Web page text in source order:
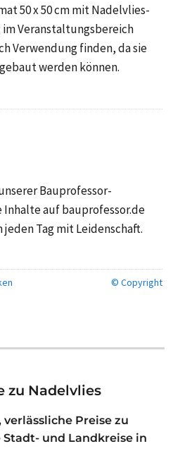
50 x 50 cm mit Nadelvlies-
Veranstaltungsbereich
Verwendung finden, da sie
werden können.
Bauprofessor-
auf bauprofessor.de
Tag mit Leidenschaft.
© Copyright
zu Nadelvlies
Preise zu
und Landkreise in